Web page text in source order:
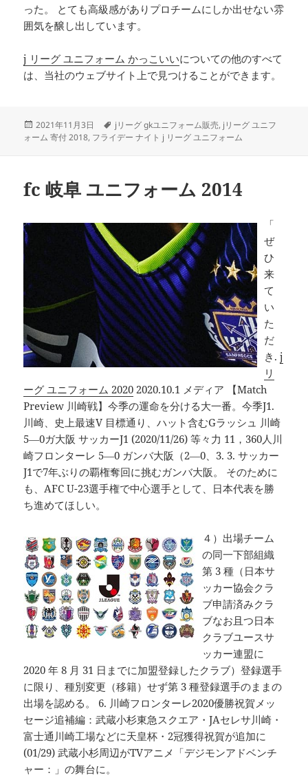
った。 とても高級感がありプロチームにしか出せない雰
囲気を醸し出しています。
j リーグ ユニフォーム かっこいいについての他のすべて
は、当社のウェブサイト上で見つけることができます。
投
稿
2021年11月3日
タ
グ
jリーグ gkユニフォーム販売, jリーグ ユニフ
ォーム 寄付 2018, フライデー ナイト j リーグ ユニフォーム
fc 岐阜 ユニフォーム 2014
「
ぜ
ひ
来
て
い
た
だ
き.j
リ
ーグ ユニフォーム 2020 2020.10.1 メディア 【Match
Preview 川崎戦】今季の運命を分ける大一番。今季J1.
川崎、史上最速V 目標通り、ハット含むGラッシュ 川崎
5―0ガ大阪 サッカーJ1 (2020/11/26) 等々力 11，360人川
崎フロンターレ 5―0 ガンバ大阪（2―0、3. 3. サッカー
J1で7年ぶりの覇権奪回に挑むガンバ大阪。 そのために
も、AFC U-23選手権で中心選手として、日本代表を勝
ち進めてほしい。
４）出場チーム
の同一下部組織
第 3 種（日本サ
ッカー協会クラ
ブ申請済みクラ
ブなお且つ日本
クラブユースサ
ッカー連盟に
2020 年 8 月 31 日までに加盟登録したクラブ）登録選手
に限り、種別変更（移籍）せず第 3 種登録選手のままの
出場を認める。 6. 川崎フロンターレ2020優勝祝賀メッ
セージ追補編：武蔵小杉東急スクエア・JAセレサ川崎・
富士通川崎工場などに天皇杯・2冠獲得祝賀が追加に
(01/29) 武蔵小杉周辺がTVアニメ「デジモンアドベンチ
ャー：」の舞台に。